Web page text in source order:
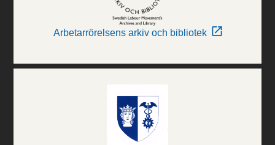
Arbetarrörelsens arkiv och bibliotek